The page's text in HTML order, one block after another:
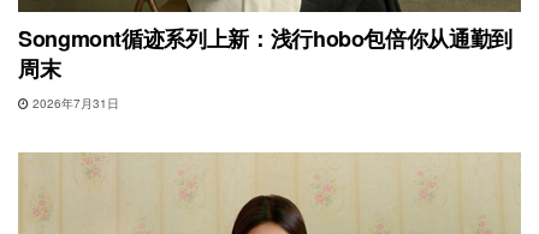
Songmont循迹系列上新：浅行hobo包倍你从通勤到
周末
2026年7月31日